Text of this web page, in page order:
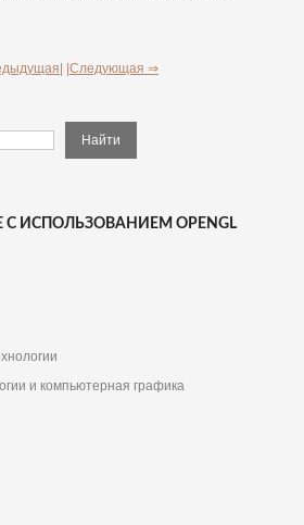
|Следующая ⇒
ИСПОЛЬЗОВАНИЕМ OPENGL
и компьютерная графика